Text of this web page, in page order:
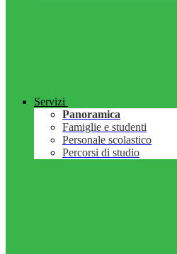
Servizi
Panoramica
Famiglie e studenti
Personale scolastico
Percorsi di studio